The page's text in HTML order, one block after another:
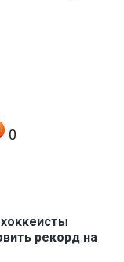
0
рекорд на